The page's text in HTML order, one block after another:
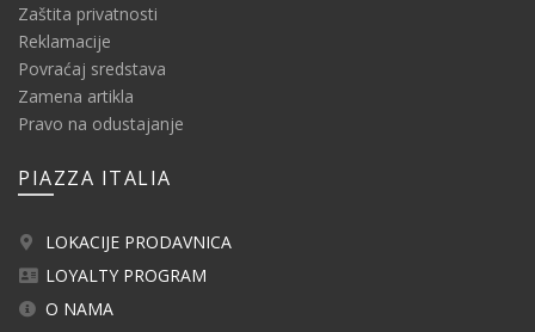
Zaštita privatnosti
Reklamacije
Povraćaj sredstava
Zamena artikla
Pravo na odustajanje
PIAZZA ITALIA
LOKACIJE PRODAVNICA
LOYALTY PROGRAM
O NAMA